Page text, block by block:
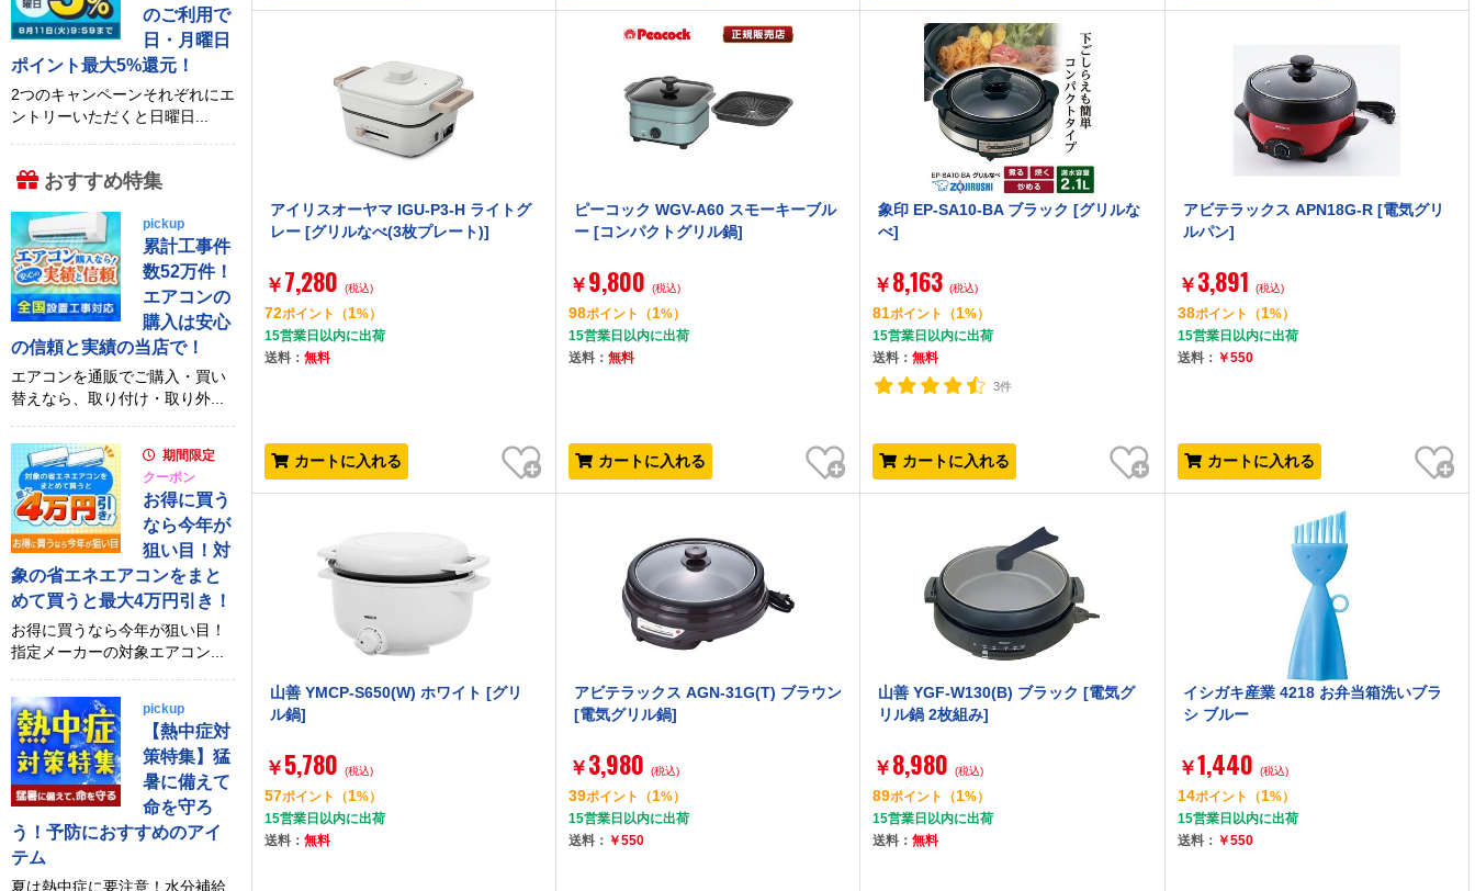
アイリスオーヤマ IGU-P3-H ライトグ
レー [グリルなべ(3枚プレート)]
￥ 7,280 (税込)
72ポイント （1%）
15営業日以内に出荷
送料：無料
カートに入れる
お気に入り
ピーコック WGV-A60 スモーキーブル
ー [コンパクトグリル鍋]
￥ 9,800 (税込)
98ポイント （1%）
15営業日以内に出荷
送料： 無料
カートに入れる
お気に入り
象印 EP-SA10-BA ブラック [グリルな
べ]
￥ 8,163 (税込)
81ポイント （1%）
15営業日以内に出荷
送料：無料
3件
カートに入れる
お気に入り
アビテラックス APN18G-R [電気グリ
ルパン]
￥ 3,891 (税込)
38ポイント （1%）
15営業日以内に出荷
送料： ￥550
カートに入れる
お気に入り
山善 YMCP-S650(W) ホワイト [グリ
ル鍋]
￥ 5,780 (税込)
57ポイント （1%）
15営業日以内に出荷
送料：無料
アビテラックス AGN-31G(T) ブラウン
[電気グリル鍋]
￥ 3,980 (税込)
39ポイント （1%）
15営業日以内に出荷
送料： ￥550
山善 YGF-W130(B) ブラック [電気グ
リル鍋 2枚組み]
￥ 8,980 (税込)
89ポイント （1%）
15営業日以内に出荷
送料：無料
イシガキ産業 4218 お弁当箱洗いブラ
シ ブルー
￥1,440 (税込)
14ポイント （1%）
15営業日以内に出荷
送料： ￥550
のご利用で
日・月曜日
ポイント最大5%還元！
2つのキャンペーンそれぞれにエ
ントリーいただくと日曜日...
おすすめ特集
pickup
累計工事件
数52万件！
エアコンの
購入は安心
の信頼と実績の当店で！
エアコンを通販でご購入・買い
替えなら、取り付け・取り外...
期間限定
クーポン
お得に買う
なら今年が
狙い目！対
象の省エネエアコンをまと
めて買うと最大4万円引き！
お得に買うなら今年が狙い目！
指定メーカーの対象エアコン...
pickup
【熱中症対
策特集】猛
暑に備えて
命を守ろ
う！予防におすすめのアイ
テム
夏は熱中症に要注意！水分補給